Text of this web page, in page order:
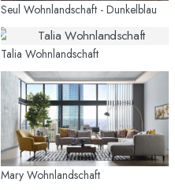
Seul Wohnlandschaft - Dunkelblau
Talia Wohnlandschaft
Mary Wohnlandschaft